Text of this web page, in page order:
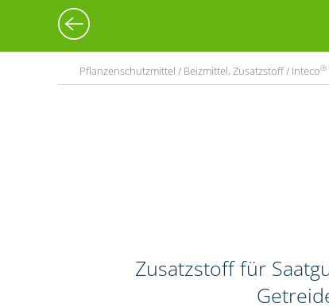
Pflanzenschutzmittel / Beizmittel, Zusatzstoff / Inteco®
Zusatzstoff für